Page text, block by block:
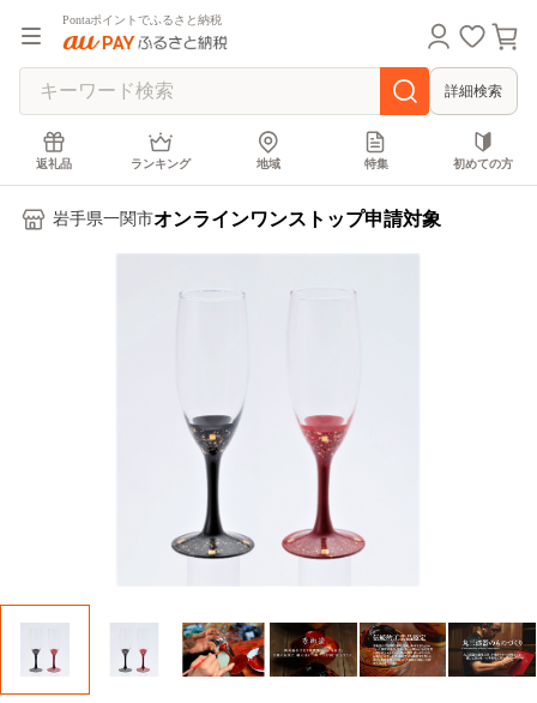
Pontaポイントでふるさと納税
詳細検索
返礼品 ランキング 地域 特集 初めての方
岩手県一関市オンラインワンストップ申請対象